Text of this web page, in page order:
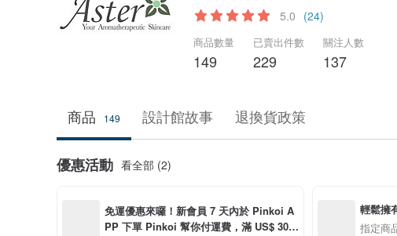
5.0 (24)
商品數量
149
已賣出件數
229
關注人數
137
商品 149 設計館故事 退換貨政策
優惠活動 看全部 (2)
免運優惠來囉！新會員 7 天內於 Pinkoi A
PP 下單 Pinkoi 幫你付運費，滿 US$ 30.0
輕鬆擁
指定商